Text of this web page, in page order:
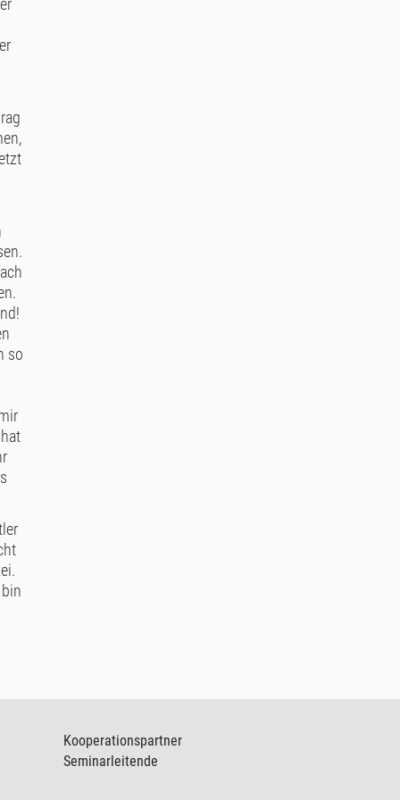
so
Kooperationspartner
Seminarleitende